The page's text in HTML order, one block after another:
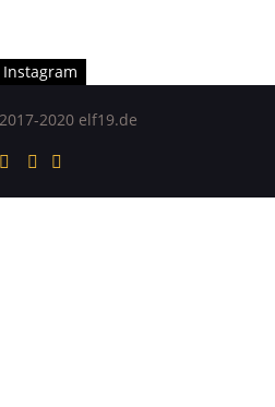
Instagram
200 zurückgegeben.
2020 elf19.de